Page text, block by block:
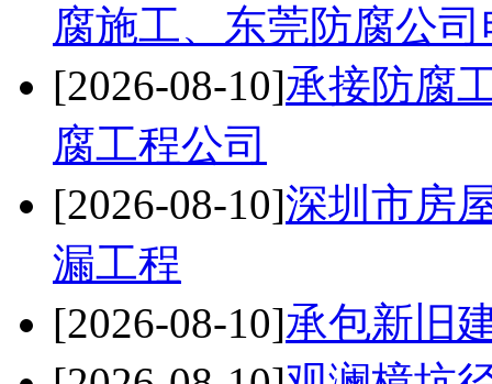
腐施工、东莞防腐公
[2026-08-10]承接防腐
腐工程公司
[2026-08-10]深圳市房
漏工程
[2026-08-10]承包新旧